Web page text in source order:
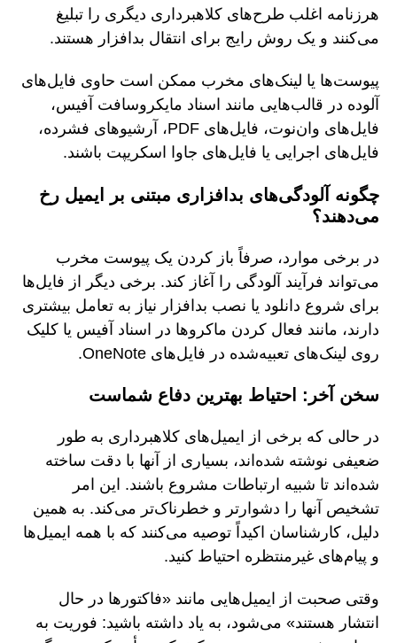
هرزنامه اغلب طرح‌های کلاهبرداری دیگری را تبلیغ
می‌کنند و یک روش رایج برای انتقال بدافزار هستند.
پیوست‌ها یا لینک‌های مخرب ممکن است حاوی فایل‌های
آلوده در قالب‌هایی مانند اسناد مایکروسافت آفیس،
فایل‌های وان‌نوت، فایل‌های PDF، آرشیوهای فشرده،
فایل‌های اجرایی یا فایل‌های جاوا اسکریپت باشند.
چگونه آلودگی‌های بدافزاری مبتنی بر ایمیل رخ
می‌دهند؟
در برخی موارد، صرفاً باز کردن یک پیوست مخرب
می‌تواند فرآیند آلودگی را آغاز کند. برخی دیگر از فایل‌ها
برای شروع دانلود یا نصب بدافزار نیاز به تعامل بیشتری
دارند، مانند فعال کردن ماکروها در اسناد آفیس یا کلیک
روی لینک‌های تعبیه‌شده در فایل‌های OneNote.
سخن آخر: احتیاط بهترین دفاع شماست
در حالی که برخی از ایمیل‌های کلاهبرداری به طور
ضعیفی نوشته شده‌اند، بسیاری از آنها با دقت ساخته
شده‌اند تا شبیه ارتباطات مشروع باشند. این امر
تشخیص آنها را دشوارتر و خطرناک‌تر می‌کند. به همین
دلیل، کارشناسان اکیداً توصیه می‌کنند که با همه ایمیل‌ها
و پیام‌های غیرمنتظره احتیاط کنید.
وقتی صحبت از ایمیل‌هایی مانند «فاکتورها در حال
انتشار هستند» می‌شود، به یاد داشته باشید: فوریت به